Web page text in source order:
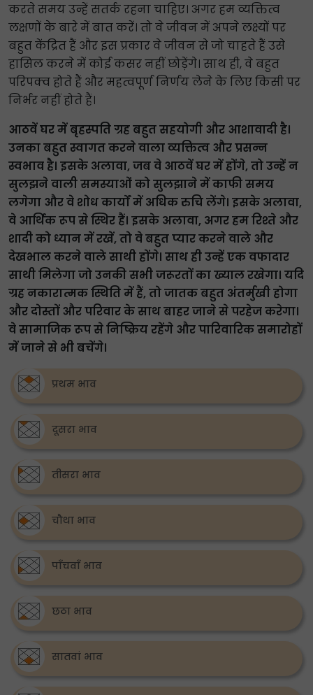
करते समय उन्हें सतर्क रहना चाहिए। अगर हम व्यक्तित्व
लक्षणों के बारे में बात करें। तो वे जीवन में अपने लक्ष्यों पर
बहुत केंद्रित हैं और इस प्रकार वे जीवन से जो चाहते हैं उसे
हासिल करने में कोई कसर नहीं छोड़ेंगे। साथ ही, वे बहुत
परिपक्व होते हैं और महत्वपूर्ण निर्णय लेने के लिए किसी पर
निर्भर नहीं होते हैं।
आठवें घर में बृहस्पति ग्रह बहुत सहयोगी और आशावादी है।
उनका बहुत स्वागत करने वाला व्यक्तित्व और प्रसन्न
स्वभाव है। इसके अलावा, जब वे आठवें घर में होंगे, तो उन्हें न
सुलझने वाली समस्याओं को सुलझाने में काफी समय
लगेगा और वे शोध कार्यों में अधिक रुचि लेंगे। इसके अलावा,
वे आर्थिक रूप से स्थिर हैं। इसके अलावा, अगर हम रिश्ते और
शादी को ध्यान में रखें, तो वे बहुत प्यार करने वाले और
देखभाल करने वाले साथी होंगे। साथ ही उन्हें एक वफादार
साथी मिलेगा जो उनकी सभी जरूरतों का ख्याल रखेगा। यदि
ग्रह नकारात्मक स्थिति में हैं, तो जातक बहुत अंतर्मुखी होगा
और दोस्तों और परिवार के साथ बाहर जाने से परहेज करेगा।
वे सामाजिक रूप से निष्क्रिय रहेंगे और पारिवारिक समारोहों
में जाने से भी बचेंगे।
प्रथम भाव
दूसरा भाव
तीसरा भाव
चौथा भाव
पाँचवाँ भाव
छठा भाव
सातवां भाव